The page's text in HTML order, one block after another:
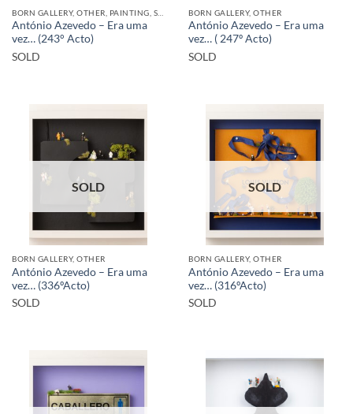
António Azevedo – Era uma
vez… (243° Acto)
SOLD
BORN GALLERY, OTHER
António Azevedo – Era uma
vez… ( 247º Acto)
SOLD
SOLD
BORN GALLERY, OTHER
António Azevedo – Era uma
vez… (336ºActo)
SOLD
SOLD
BORN GALLERY, OTHER
António Azevedo – Era uma
vez… (316ºActo)
SOLD